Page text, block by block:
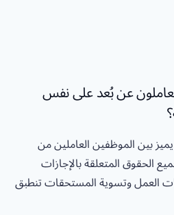
عن بُعد على نفس
بين الموظفين العاملين من
الحقوق المتعلقة بالإجازات
العمل وتسوية المستحقات تنطبق